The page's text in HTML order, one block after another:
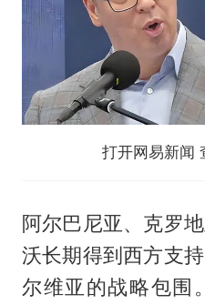
打开网易新闻
阿尔巴尼亚、克罗
沃长期得到西方支
尔维亚的战略包围